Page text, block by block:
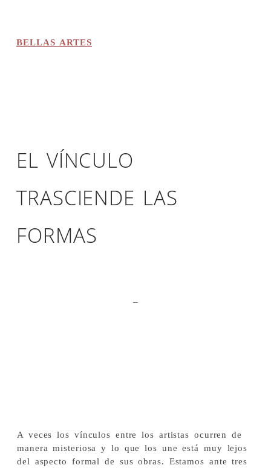
BELLAS ARTES
EL VÍNCULO
TRASCIENDE LAS
FORMAS
–
A veces los vínculos entre los artistas ocurren de
manera misteriosa y lo que los une está muy lejos
del aspecto formal de sus obras. Estamos ante tres